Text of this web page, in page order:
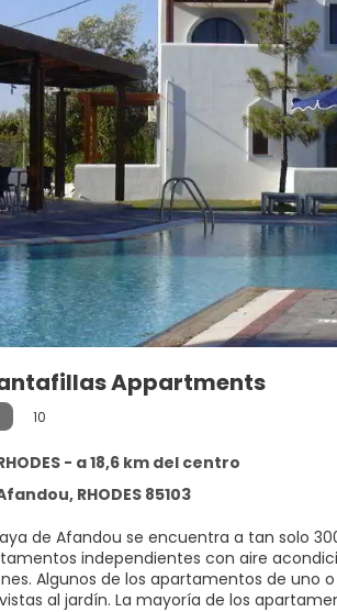
Appartments
10
- a 18,6 km del centro
RHODES 85103
de Afandou se encuentra a tan solo
independientes con aire
Algunos de los apartamentos de uno
al jardín. La mayoría de los